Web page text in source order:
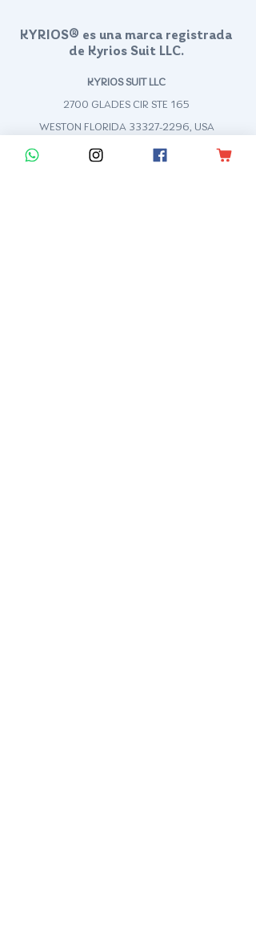
KYRIOS® es una marca registrada
de Kyrios Suit LLC.
KYRIOS SUIT LLC
2700 GLADES CIR STE 165
WESTON FLORIDA 33327-2296, USA